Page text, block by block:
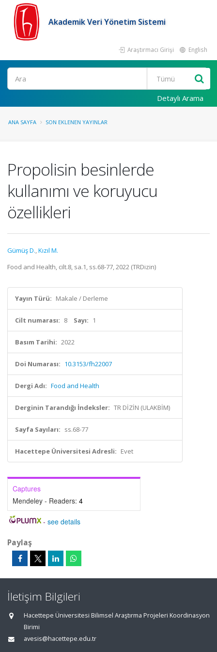
Akademik Veri Yönetim Sistemi
Araştırmacı Girişi English
Ara
Detaylı Arama
ANA SAYFA SON EKLENEN YAYINLAR
Propolisin besinlerde
kullanımı ve koruyucu
özellikleri
Gümüş D.,Kızıl M.
Food and Health, cilt.8, sa.1, ss.68-77, 2022 (TRDizin)
Yayın Türü: Makale / Derleme
Cilt numarası: 8 Sayı: 1
Basım Tarihi: 2022
Doi Numarası: 10.3153/fh22007
Dergi Adı: Food and Health
Derginin Tarandığı İndeksler: TR DİZİN (ULAKBİM)
Sayfa Sayıları: ss.68-77
Hacettepe Üniversitesi Adresli: Evet
Captures
Mendeley - Readers: 4
- see details
Paylaş
İletişim Bilgileri
Hacettepe Üniversitesi Bilimsel Araştırma Projeleri Koordinasyon
Birimi
avesis@hacettepe.edu.tr